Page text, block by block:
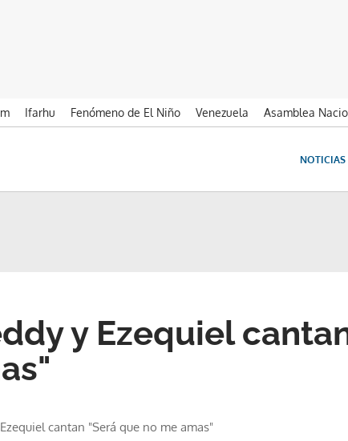
Ifarhu Fenómeno de El Niño Venezuela Asamblea
NOTICIAS
y Ezequiel
cantan "Será que no me amas"